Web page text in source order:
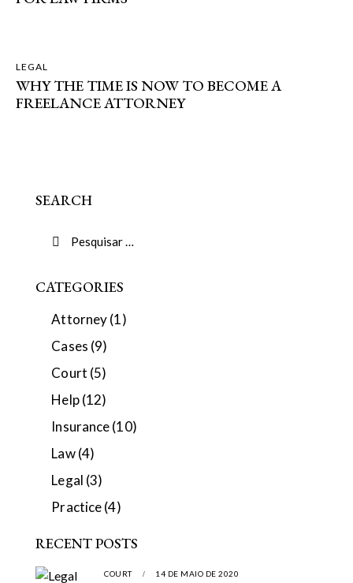
LEGAL
WHY THE TIME IS NOW TO BECOME A
FREELANCE ATTORNEY
SEARCH
CATEGORIES
Attorney(1)
Cases (9)
Court (5)
Help(12)
Insurance(10)
Law(4)
Legal (3)
Practice(4)
RECENT POSTS
COURT 14 DE MAIO DE 2020